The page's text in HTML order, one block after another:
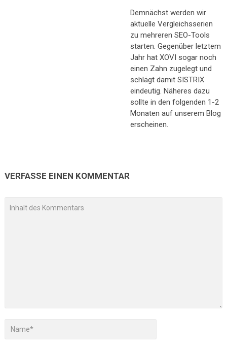
Demnächst werden wir
aktuelle Vergleichsserien
zu mehreren SEO-Tools
starten. Gegenüber letztem
Jahr hat XOVI sogar noch
einen Zahn zugelegt und
schlägt damit SISTRIX
eindeutig. Näheres dazu
sollte in den folgenden 1-2
Monaten auf unserem Blog
erscheinen.
VERFASSE EINEN KOMMENTAR